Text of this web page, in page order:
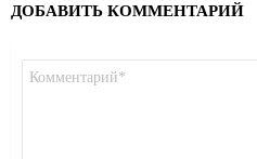
ДОБАВИТЬ КОММЕНТАРИЙ